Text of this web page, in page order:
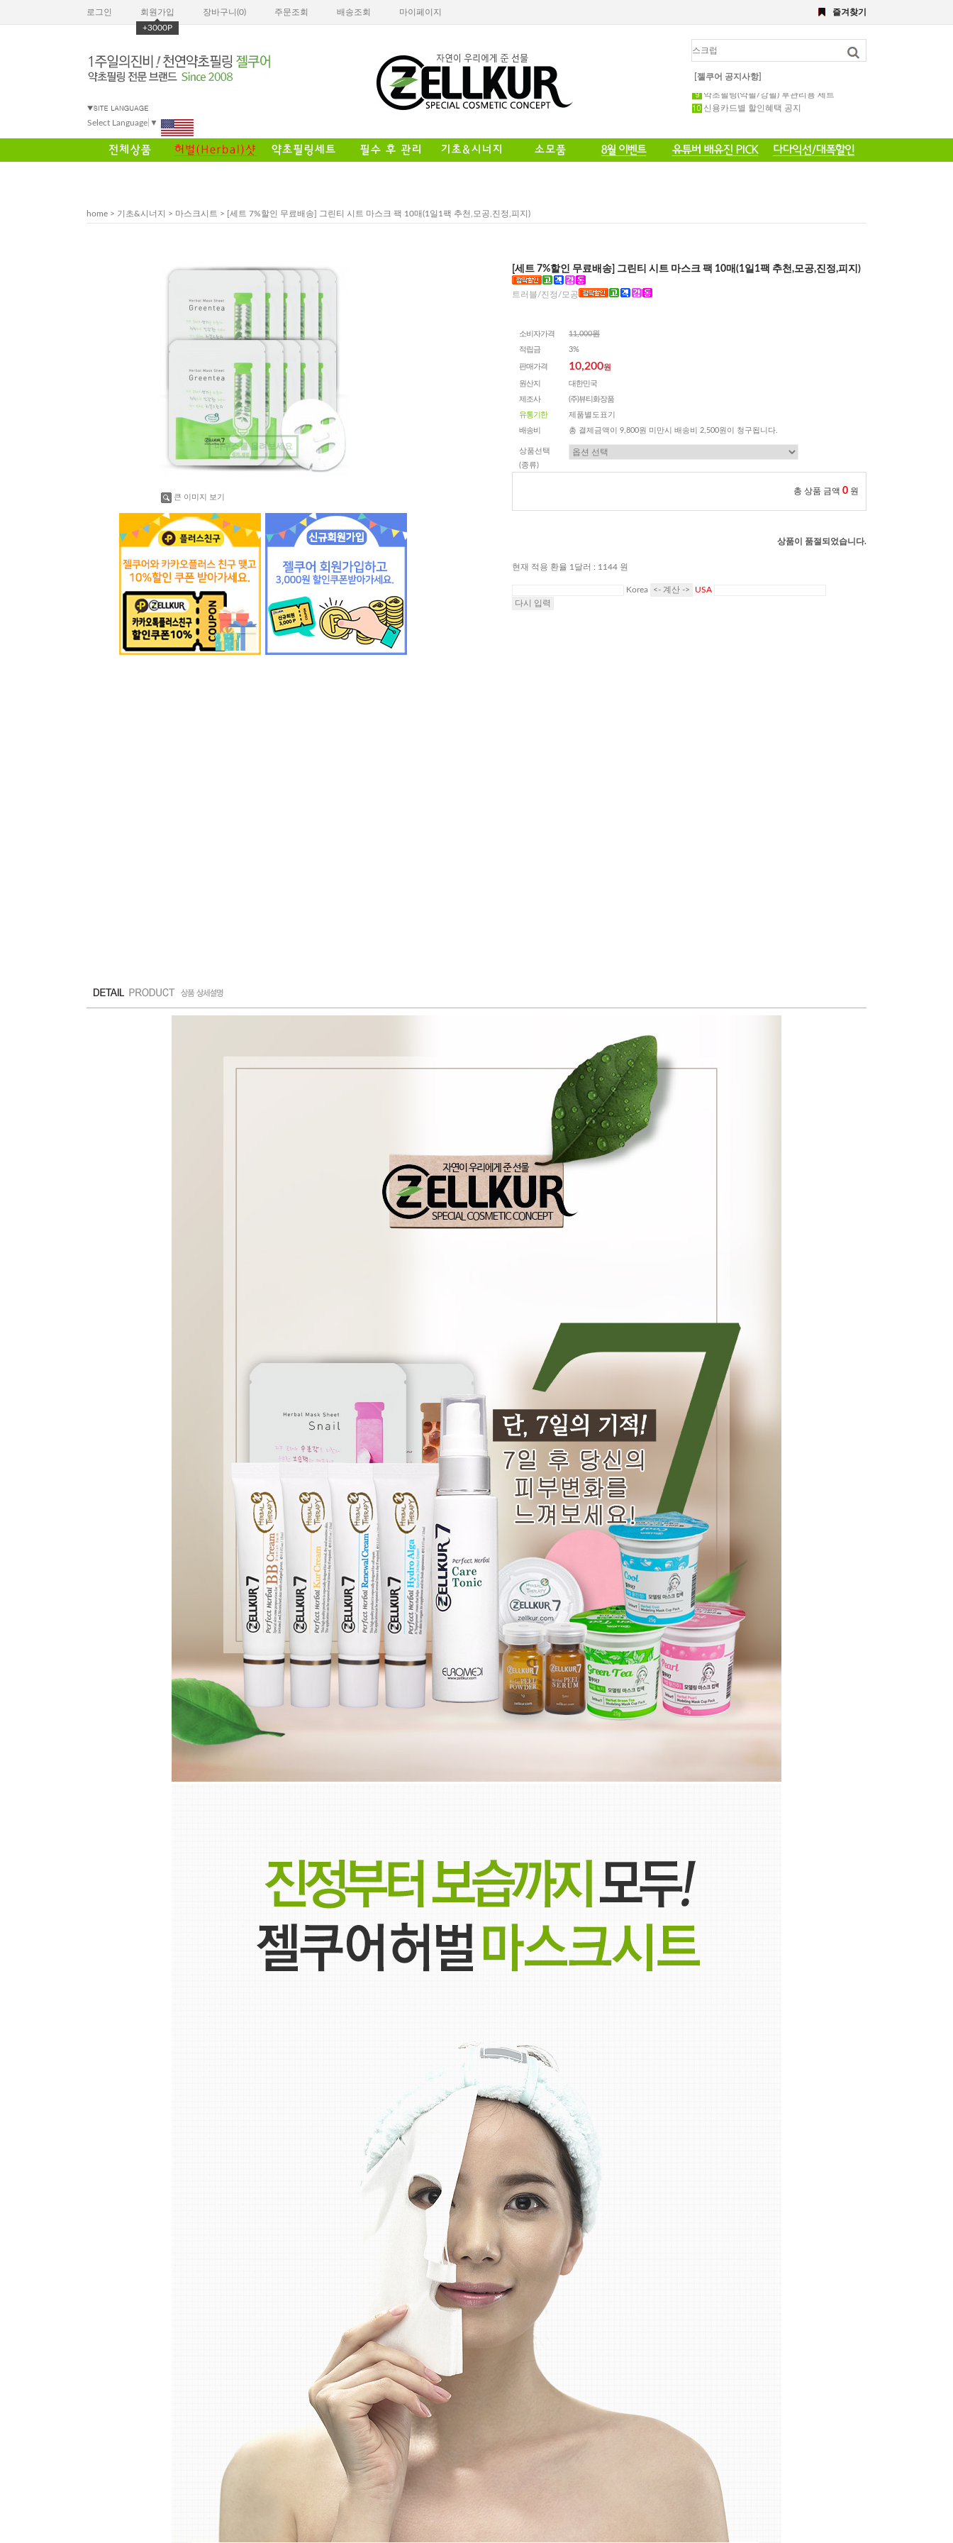
Select Language ▼
[젤쿠어 공지사항]
포토 후기 작성 요령 공지
8월 이벤트공지
약초필링(약필/강필) 후관리용 세트
신용카드별 할인혜택 공지
로그인
회원가입
+3000P
장바구니(0) 주문조회 배송조회 마이페이지 즐겨찾기
home > 기초&시너지 > 마스크시트 > [세트 7%할인 무료배송] 그린티 시트 마스크 팩 10매(1일1팩 추천,모공,진정,피지)
마우스를 올려보세요
큰 이미지 보기
[세트 7%할인 무료배송] 그린티 시트 마스크 팩 10매(1일1팩 추천,모공,진정,피지)
트러블/진정/모공
소비자가격
11,000원
적립금
3%
판매가격 10,200원
원산지
대한민국
제조사
(주)뷰티화장품
유통기한
제품별도표기
배송비
총 결제금액이 9,800원 미만시 배송비 2,500원이 청구됩니다.
상품선택
(종류)
총 상품 금액 0 원
상품이 품절되었습니다.
현재 적용 환율 1달러 : 1144 원
Korea USA